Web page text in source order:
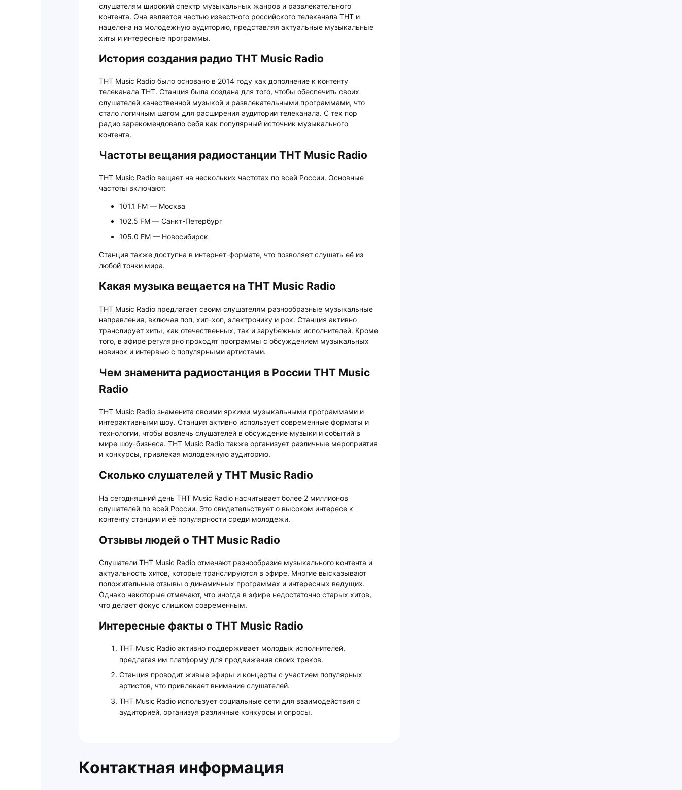
слушателям широкий спектр музыкальных жанров и развлекательного
контента. Она является частью известного российского телеканала ТНТ и
нацелена на молодежную аудиторию, представляя актуальные музыкальные
хиты и интересные программы.
История создания радио ТНТ Music Radio
ТНТ Music Radio было основано в 2014 году как дополнение к контенту
телеканала ТНТ. Станция была создана для того, чтобы обеспечить своих
слушателей качественной музыкой и развлекательными программами, что
стало логичным шагом для расширения аудитории телеканала. С тех пор
радио зарекомендовало себя как популярный источник музыкального
контента.
Частоты вещания радиостанции ТНТ Music Radio
ТНТ Music Radio вещает на нескольких частотах по всей России. Основные
частоты включают:
101.1 FM — Москва
102.5 FM — Санкт-Петербург
105.0 FM — Новосибирск
Станция также доступна в интернет-формате, что позволяет слушать её из
любой точки мира.
Какая музыка вещается на ТНТ Music Radio
ТНТ Music Radio предлагает своим слушателям разнообразные музыкальные
направления, включая поп, хип-хоп, электронику и рок. Станция активно
транслирует хиты, как отечественных, так и зарубежных исполнителей. Кроме
того, в эфире регулярно проходят программы с обсуждением музыкальных
новинок и интервью с популярными артистами.
Чем знаменита радиостанция в России ТНТ Music
Radio
ТНТ Music Radio знаменита своими яркими музыкальными программами и
интерактивными шоу. Станция активно использует современные форматы и
технологии, чтобы вовлечь слушателей в обсуждение музыки и событий в
мире шоу-бизнеса. ТНТ Music Radio также организует различные мероприятия
и конкурсы, привлекая молодежную аудиторию.
Сколько слушателей у ТНТ Music Radio
На сегодняшний день ТНТ Music Radio насчитывает более 2 миллионов
слушателей по всей России. Это свидетельствует о высоком интересе к
контенту станции и её популярности среди молодежи.
Отзывы людей о ТНТ Music Radio
Слушатели ТНТ Music Radio отмечают разнообразие музыкального контента и
актуальность хитов, которые транслируются в эфире. Многие высказывают
положительные отзывы о динамичных программах и интересных ведущих.
Однако некоторые отмечают, что иногда в эфире недостаточно старых хитов,
что делает фокус слишком современным.
Интересные факты о ТНТ Music Radio
ТНТ Music Radio активно поддерживает молодых исполнителей,
предлагая им платформу для продвижения своих треков.
Станция проводит живые эфиры и концерты с участием популярных
артистов, что привлекает внимание слушателей.
ТНТ Music Radio использует социальные сети для взаимодействия с
аудиторией, организуя различные конкурсы и опросы.
Контактная информация